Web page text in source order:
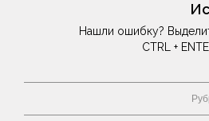
Нашли ошибку?
CTRL +